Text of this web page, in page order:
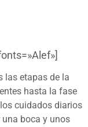
las etapas de la
hasta la fase
cuidados diarios
boca y unos